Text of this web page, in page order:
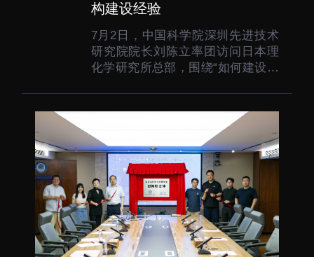
构建设经验
7月2日，中国科学院深圳先进技术
研究院院长刘陈立率团访问日本理
化学研究所总部，围绕“如何建设国
划与科研管理。